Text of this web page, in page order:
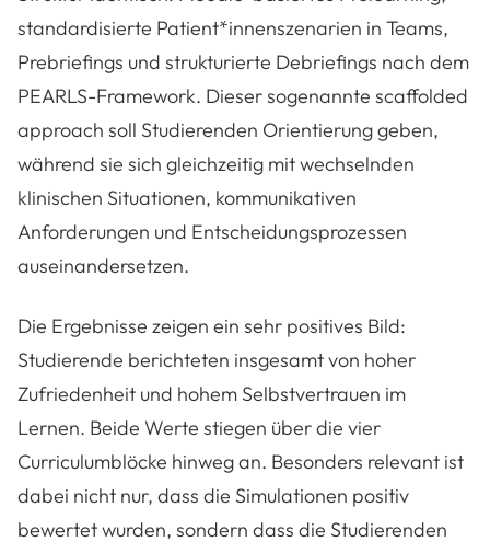
standardisierte Patient*innenszenarien in Teams,
Prebriefings und strukturierte Debriefings nach dem
PEARLS-Framework. Dieser sogenannte scaffolded
approach soll Studierenden Orientierung geben,
während sie sich gleichzeitig mit wechselnden
klinischen Situationen, kommunikativen
Anforderungen und Entscheidungsprozessen
auseinandersetzen.
Die Ergebnisse zeigen ein sehr positives Bild:
Studierende berichteten insgesamt von hoher
Zufriedenheit und hohem Selbstvertrauen im
Lernen. Beide Werte stiegen über die vier
Curriculumblöcke hinweg an. Besonders relevant ist
dabei nicht nur, dass die Simulationen positiv
bewertet wurden, sondern dass die Studierenden